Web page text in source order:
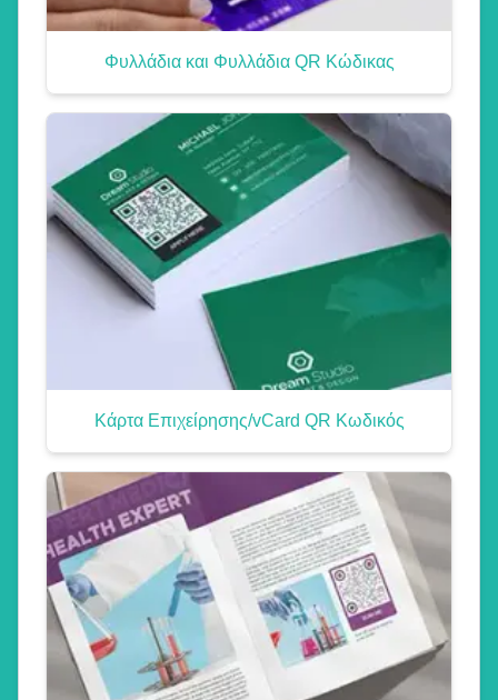
Φυλλάδια και Φυλλάδια QR Κώδικας
Κάρτα Επιχείρησης/vCard QR Κωδικός